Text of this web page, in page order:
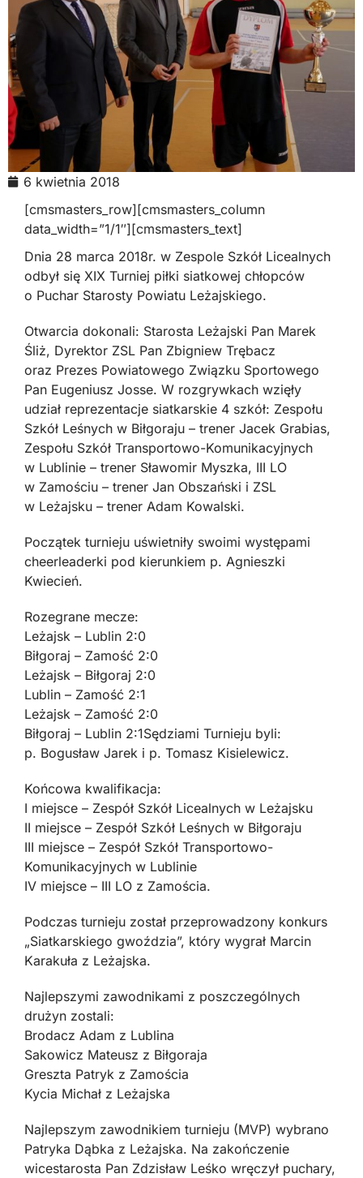
6 kwietnia 2018
[cmsmasters_row][cmsmasters_column
data_width=”1/1″][cmsmasters_text]
Dnia 28 marca 2018r. w Zespole Szkół Licealnych
odbył się XIX Turniej piłki siatkowej chłopców
o Puchar Starosty Powiatu Leżajskiego.
Otwarcia dokonali: Starosta Leżajski Pan Marek
Śliż, Dyrektor ZSL Pan Zbigniew Trębacz
oraz Prezes Powiatowego Związku Sportowego
Pan Eugeniusz Josse. W rozgrywkach wzięły
udział reprezentacje siatkarskie 4 szkół: Zespołu
Szkół Leśnych w Biłgoraju – trener Jacek Grabias,
Zespołu Szkół Transportowo-Komunikacyjnych
w Lublinie – trener Sławomir Myszka, III LO
w Zamościu – trener Jan Obszański i ZSL
w Leżajsku – trener Adam Kowalski.
Początek turnieju uświetniły swoimi występami
cheerleaderki pod kierunkiem p. Agnieszki
Kwiecień.
Rozegrane mecze:
Leżajsk – Lublin 2:0
Biłgoraj – Zamość 2:0
Leżajsk – Biłgoraj 2:0
Lublin – Zamość 2:1
Leżajsk – Zamość 2:0
Biłgoraj – Lublin 2:1Sędziami Turnieju byli:
p. Bogusław Jarek i p. Tomasz Kisielewicz.
Końcowa kwalifikacja:
I miejsce – Zespół Szkół Licealnych w Leżajsku
II miejsce – Zespół Szkół Leśnych w Biłgoraju
III miejsce – Zespół Szkół Transportowo-
Komunikacyjnych w Lublinie
IV miejsce – III LO z Zamościa.
Podczas turnieju został przeprowadzony konkurs
„Siatkarskiego gwoździa”, który wygrał Marcin
Karakuła z Leżajska.
Najlepszymi zawodnikami z poszczególnych
drużyn zostali:
Brodacz Adam z Lublina
Sakowicz Mateusz z Biłgoraja
Greszta Patryk z Zamościa
Kycia Michał z Leżajska
Najlepszym zawodnikiem turnieju (MVP) wybrano
Patryka Dąbka z Leżajska. Na zakończenie
wicestarosta Pan Zdzisław Leśko wręczył puchary,